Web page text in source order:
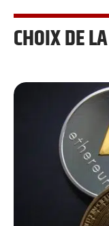
CHOIX DE